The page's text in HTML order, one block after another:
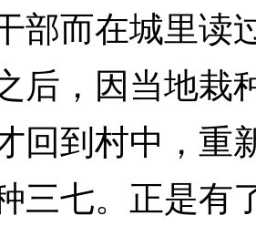
部而在城里读
后，因当地栽
回到村中，重
三七。正是有